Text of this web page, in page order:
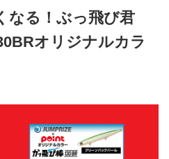
なる！ぶっ飛び君
オリジナルカラ